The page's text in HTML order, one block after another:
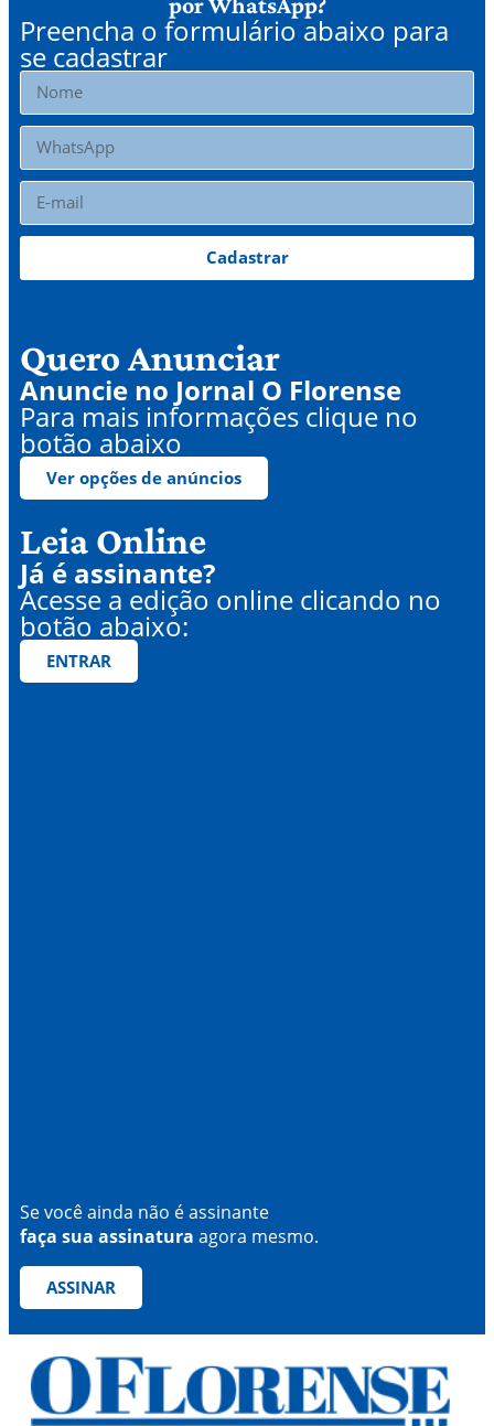
Preencha o formulário abaixo para
se cadastrar
Cadastrar
Quero Anunciar
Anuncie no Jornal O Florense
Para mais informações clique no
botão abaixo
Ver opções de anúncios
Leia Online
Já é assinante?
Acesse a edição online clicando no
botão abaixo:
ENTRAR
Se você ainda não é assinante
faça sua assinatura agora mesmo.
ASSINAR